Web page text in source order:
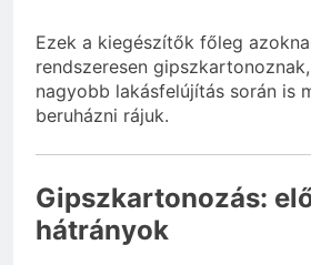
Ezek a kiegészítők főleg
rendszeresen
nagyobb lakásfelújítás során is
beruházni rájuk.
Gipszkartonozás:
hátrányok